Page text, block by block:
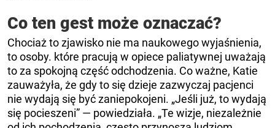
Co ten gest może oznaczać?
Chociaż to zjawisko nie ma naukowego wyjaśnienia,
to osoby. które pracują w opiece paliatywnej uważają
to za spokojną część odchodzenia. Co ważne, Katie
zauważyła, że gdy to się dzieje zazwyczaj pacjenci
nie wydają się być zaniepokojeni. „Jeśli już, to wydają
się pocieszeni” — powiedziała. „Te wizje, niezależnie